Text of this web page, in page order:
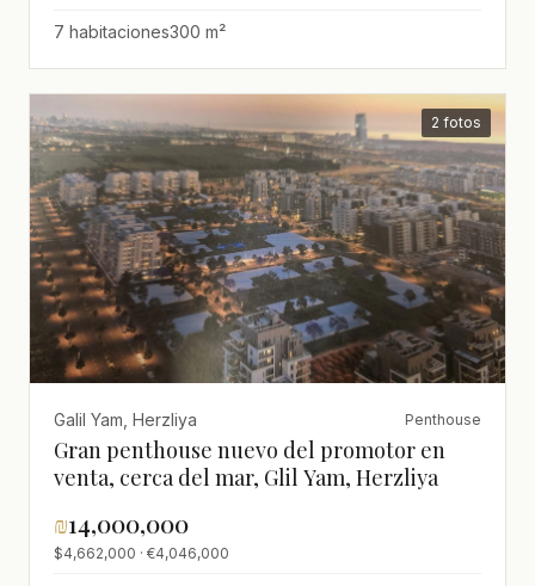
7 habitaciones300 m²
2 fotos
Galil Yam, Herzliya Penthouse
Gran penthouse nuevo del promotor en
venta, cerca del mar, Glil Yam, Herzliya
₪14,000,000
$4,662,000 · €4,046,000